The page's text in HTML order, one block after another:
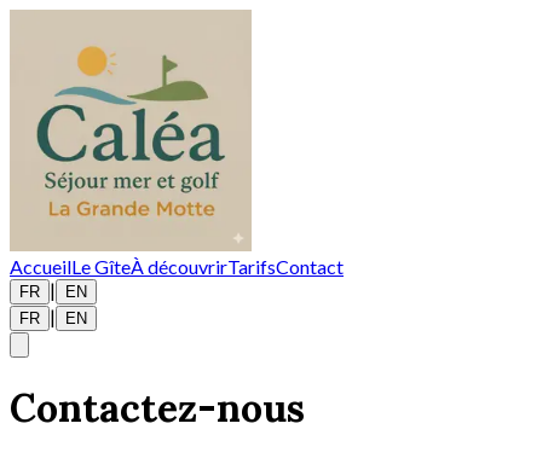
AccueilLe GîteÀ découvrirTarifsContact
FR |
EN
FR | EN
Contactez-nous